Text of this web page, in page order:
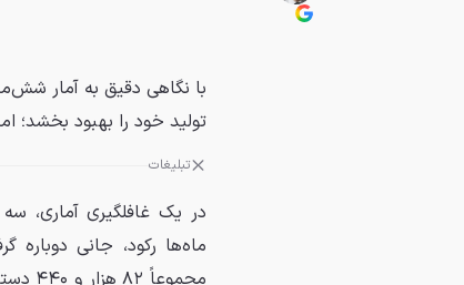
با نگاهی دقیق‌ به آمار
تولید خود را بهبود بخشد؛
تبلیغات
در یک غافلگیری آماری،
ماه‌ها رکود، جانی دوباره